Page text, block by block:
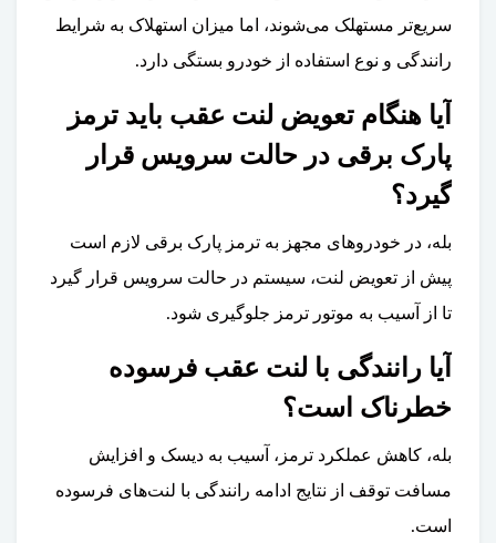
سریع‌تر مستهلک می‌شوند، اما میزان استهلاک به شرایط
رانندگی و نوع استفاده از خودرو بستگی دارد.
آیا هنگام تعویض لنت عقب باید ترمز
پارک برقی در حالت سرویس قرار
گیرد؟
بله، در خودروهای مجهز به ترمز پارک برقی لازم است
پیش از تعویض لنت، سیستم در حالت سرویس قرار گیرد
تا از آسیب به موتور ترمز جلوگیری شود.
آیا رانندگی با لنت عقب فرسوده
خطرناک است؟
بله، کاهش عملکرد ترمز، آسیب به دیسک و افزایش
مسافت توقف از نتایج ادامه رانندگی با لنت‌های فرسوده
است.